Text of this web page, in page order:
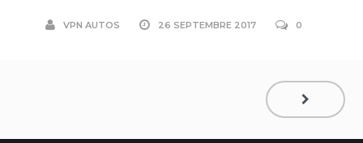
VPN AUTOS 26 SEPTEMBRE 2017 0